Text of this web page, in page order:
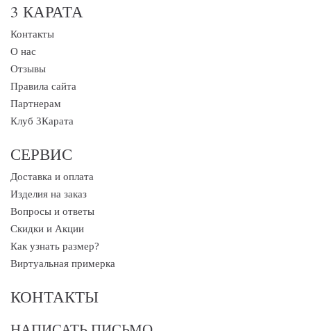
3 КАРАТА
Контакты
О нас
Отзывы
Правила сайта
Партнерам
Клуб 3Карата
СЕРВИС
Доставка и оплата
Изделия на заказ
Вопросы и ответы
Скидки и Акции
Как узнать размер?
Виртуальная примерка
КОНТАКТЫ